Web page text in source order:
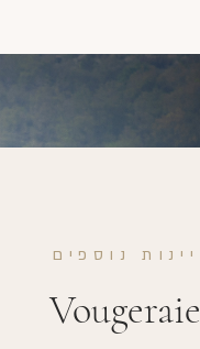
יינות נוספים
Vougeraie